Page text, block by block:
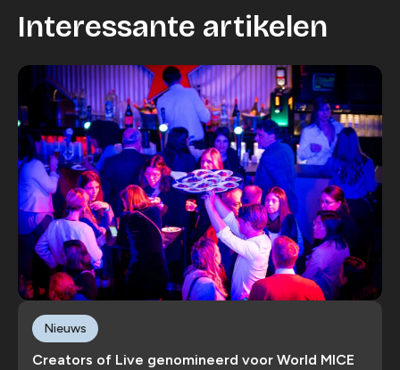
Interessante artikelen
Creators of Live genomineerd voor World MICE
Nieuws